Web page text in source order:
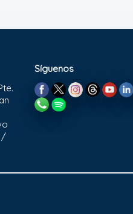
/
Síguenos